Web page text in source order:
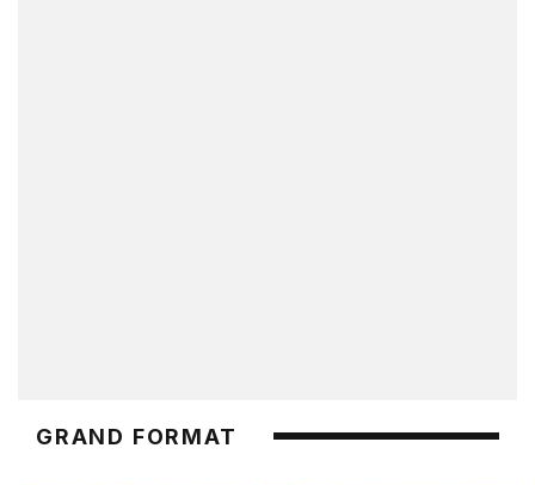
GRAND FORMAT